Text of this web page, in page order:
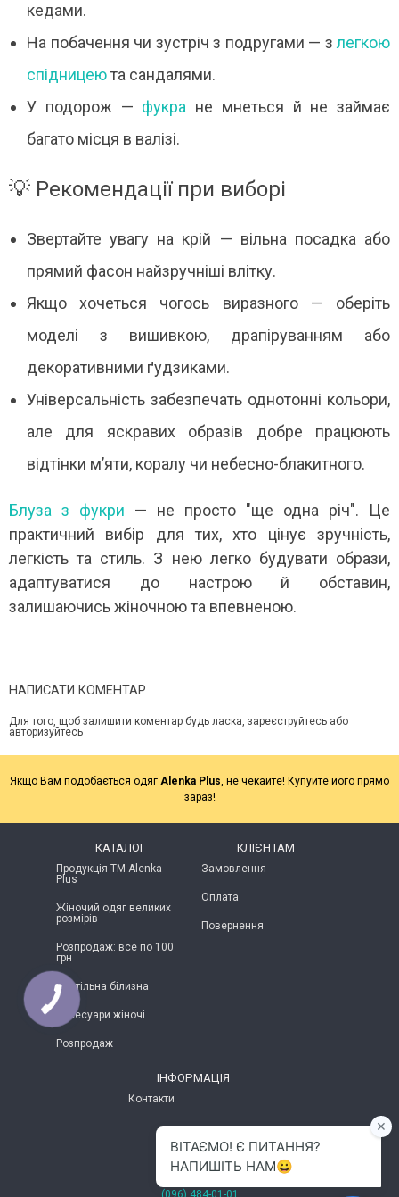
кедами.
На побачення чи зустріч з подругами — злегкою
спідницеюта сандалями.
У подорож — фукра не мнеться й не займає
багато місця в валізі.
💡 Рекомендації при виборі
Звертайте увагу на крій — вільна посадка або
прямий фасон найзручніші влітку.
Якщо хочеться чогось виразного — оберіть
моделі з вишивкою, драпіруванням або
декоративними ґудзиками.
Універсальність забезпечать однотонні кольори,
але для яскравих образів добре працюють
відтінки м’яти, коралу чи небесно-блакитного.
Блуза з фукри — не просто "ще одна річ". Це
практичний вибір для тих, хто цінує зручність,
легкість та стиль. З нею легко будувати образи,
адаптуватися до настрою й обставин,
залишаючись жіночною та впевненою.
НАПИСАТИ КОМЕНТАР
Для того, щоб залишити коментар будь ласка, зареєструйтесь або
авторизуйтесь
Якщо Вам подобається одяг Alenka Plus, не чекайте! Купуйте його прямо
зараз!
КАТАЛОГ
Продукція ТМ Alenka
Plus
Жіночий одяг великих
розмірів
Розпродаж: все по 100
грн
Постільна білизна
Аксесуари жіночі
Розпродаж
КЛІЄНТАМ
Замовлення
Оплата
Повернення
ІНФОРМАЦІЯ
Контакти
(096) 484-01-01